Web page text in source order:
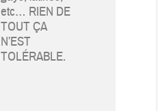
etc… RIEN DE
TOUT ÇA
N’EST
TOLÉRABLE.